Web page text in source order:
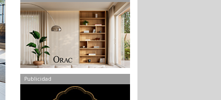
Publicidad